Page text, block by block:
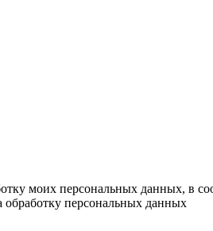
моих персональных данных, в
персональных данных